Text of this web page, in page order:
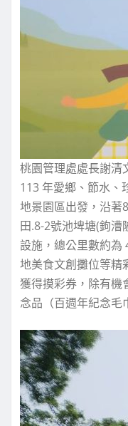
桃園管理處處長謝清
113 年愛鄉、節水、
地景園區出發，沿著
田.8-2號池埤塘(鉤漕
設施，總公里數約為
地美食文創攤位等精
獲得摸彩券，除有機
念品（百週年紀念毛